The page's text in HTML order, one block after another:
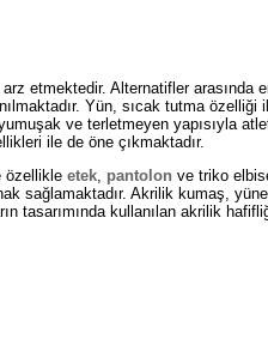
etmektedir. Alternatifler arasında
Yün, sıcak tutma özelliği
ve terletmeyen yapısıyla
ile de öne çıkmaktadır.
özellikle etek pantolon ve triko
sağlamaktadır. Akrilik kumaş,
tasarımında kullanılan akrilik